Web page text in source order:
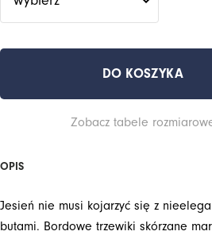
DO KOSZYKA
Zobacz tabele
OPIS
Jesień nie musi kojarzyć się z
butami. Bordowe trzewiki skórzane